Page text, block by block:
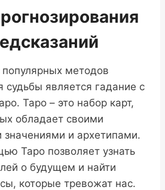
методов
судьбы является гадание с
Таро – это набор карт,
обладает своими
значениями и архетипами.
Таро позволяет узнать
о будущем и найти
которые тревожат нас.